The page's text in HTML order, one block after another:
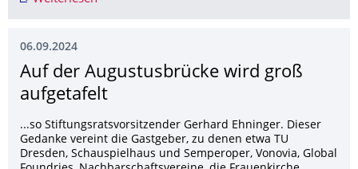
06.09.2024
Auf der Augustusbrücke wird groß
aufgetafelt
...so Stiftungsratsvorsitzender Gerhard Ehninger. Dieser
Gedanke vereint die Gastgeber, zu denen etwa TU
Dresden, Schauspielhaus und Semperoper, Vonovia, Global